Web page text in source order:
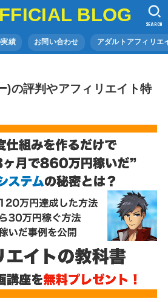
BLOG
績 お問い合わせ アダルトアフィリエ
SEARCH
)の評判やアフィリエイト特